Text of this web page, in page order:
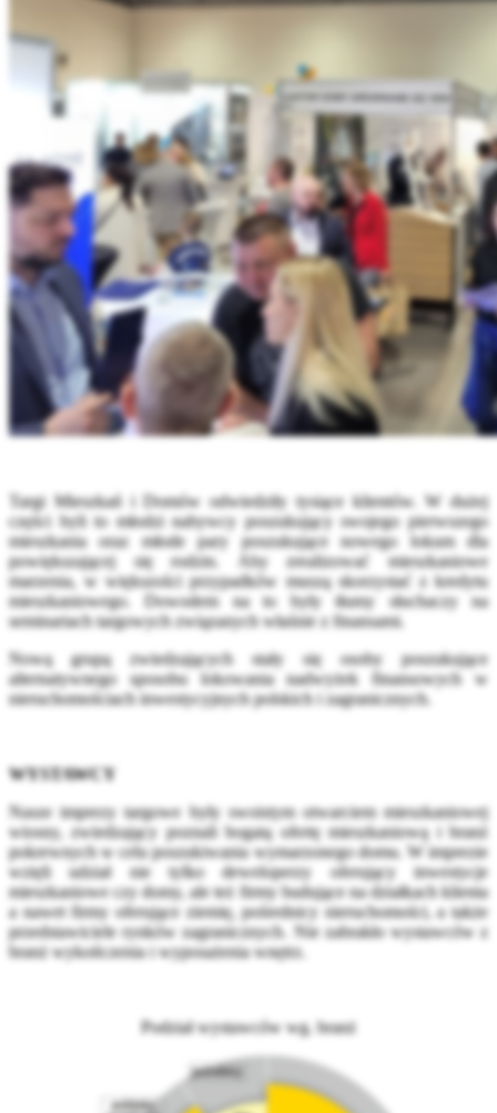
Targi Mieszkań i Domów odwiedziły tysiące klientów. W dużej
części byli to młodzi nabywcy poszukujący swojego pierwszego
mieszkania oraz młode pary poszukujące nowego lokum dla
powiększającej się rodzin. Aby zrealizować mieszkaniowe
marzenia, w większości przypadków muszą skorzystać z kredytu
mieszkaniowego. Dowodem na to były tłumy słuchaczy na
seminariach targowych związanych właśnie z finansami.
Nową grupą zwiedzających stały się osoby poszukujące
alternatywnego sposobu lokowania nadwyżek finansowych w
nieruchomościach inwestycyjnych polskich i zagranicznych.
WYSTAWCY
Nasze imprezy targowe były swoistym otwarciem mieszkaniowej
wiosny, zwiedzający poznali bogatą ofertę mieszkaniową i branż
pokrewnych w celu poszukiwania wymarzonego domu. W imprezie
wzięli udział nie tylko deweloperzy oferujący inwestycje
mieszkaniowe czy domy, ale też firmy budujące na działkach klienta
a nawet firmy oferujące ziemię, pośrednicy nieruchomości, a także
przedstawiciele rynków zagranicznych. Nie zabrakło wystawców z
branż wykończenia i wyposażenia wnętrz.
Podział wystawców wg. branż